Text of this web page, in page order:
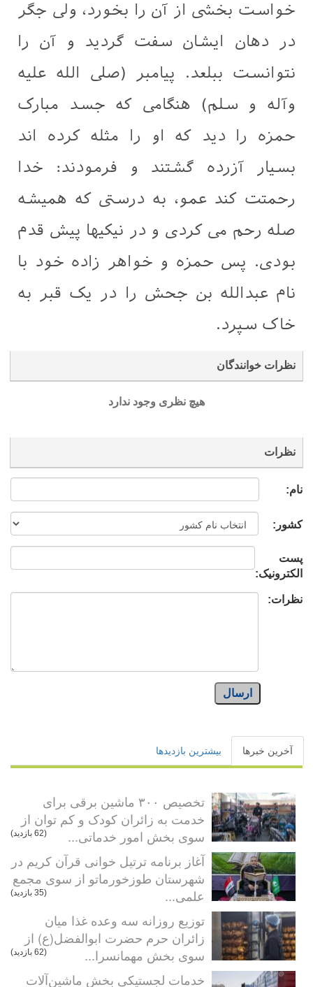
خواست بخشی از آن را بخورد، ولی جگر
در دهان ایشان سفت گردید و آن را
نتوانست ببلعد. پیامبر (صلی الله علیه
وآله و سلم) هنگامی که جسد مبارک
حمزه را دید که او را مثله کرده اند
بسیار آزرده گشتند و فرمودند: خدا
رحمتت کند عمو، به درستی که همیشه
صله رحم می کردی و در نیکیها پیش قدم
بودی. پس حمزه و خواهر زاده خود با
نام عبدالله بن جحش را در یک قبر به
خاک سپرد.
نظرات خوانندگان
هیچ نظری وجود ندارد
نظرات
نام:
کشور:
پست
الکترونیک:
نظرات:
ارسال
آخرین خبرها بیشترین بازدیدها
تخصیص ۳۰۰ ماشین برقی برای
خدمت به زائران کودک و کم توان از
سوی بخش امور خدماتی...
(62 بازدید)
آغاز برنامه ترتیل خوانی قرآن کریم در
شهرستان طوزخورماتو از سوی مجمع
علمی...
(35 بازدید)
توزیع روزانه سه وعده غذا میان
زائران حرم حضرت ابوالفضل(ع) از
سوی بخش مهمانسرا...
(62 بازدید)
خدمات لجستیکی بخش ماشین‌آلات